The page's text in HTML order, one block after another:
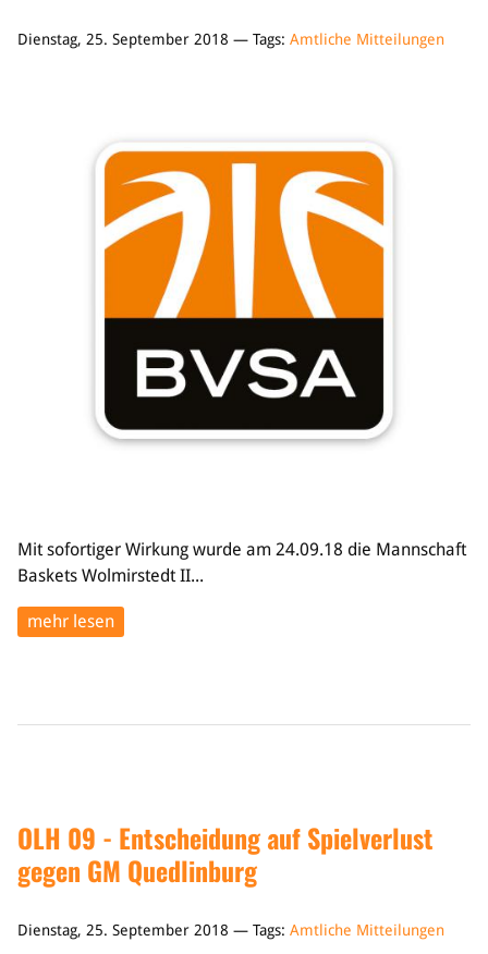
Dienstag, 25. September 2018 — Tags: Amtliche Mitteilungen
Mit sofortiger Wirkung wurde am 24.09.18 die Mannschaft
Baskets Wolmirstedt II...
mehr lesen
OLH 09 - Entscheidung auf Spielverlust
gegen GM Quedlinburg
Dienstag, 25. September 2018 — Tags: Amtliche Mitteilungen